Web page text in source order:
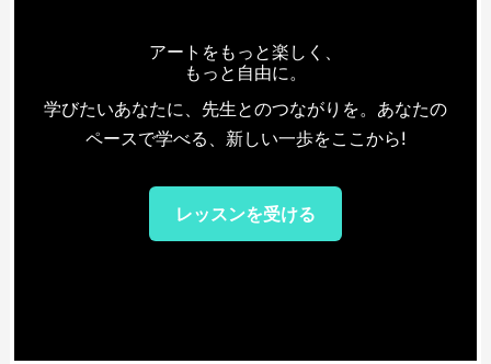
アートをもっと楽しく、
もっと自由に。
学びたいあなたに、先生とのつながりを。あなたの
ペースで学べる、新しい一歩をここから!
レッスンを受ける